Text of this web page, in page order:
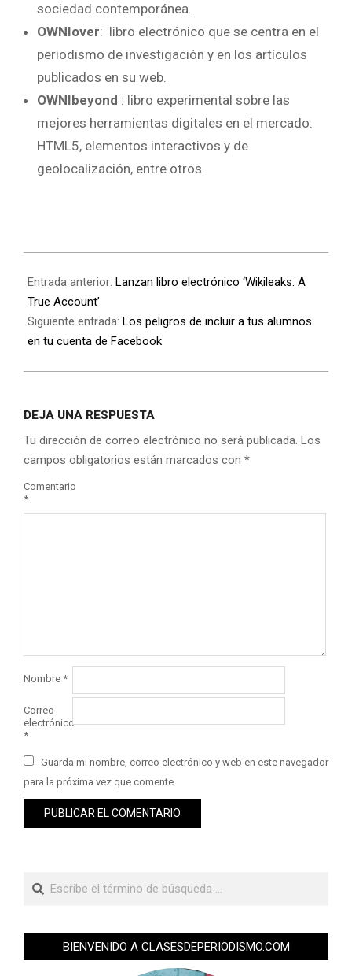
sociedad contemporánea.
OWNIover: libro electrónico que se centra en el
periodismo de investigación y en los artículos
publicados en su web.
OWNIbeyond : libro experimental sobre las
mejores herramientas digitales en el mercado:
HTML5, elementos interactivos y de
geolocalización, entre otros.
Entrada anterior: Lanzan libro electrónico ‘Wikileaks: A
True Account’
Siguiente entrada: Los peligros de incluir a tus alumnos
en tu cuenta de Facebook
DEJA UNA RESPUESTA
Tu dirección de correo electrónico no será publicada. Los
campos obligatorios están marcados con *
Comentario
*
Nombre *
Correo
electrónico
*
Guarda mi nombre, correo electrónico y web en este navegador
para la próxima vez que comente.
BIENVENIDO A CLASESDEPERIODISMO.COM